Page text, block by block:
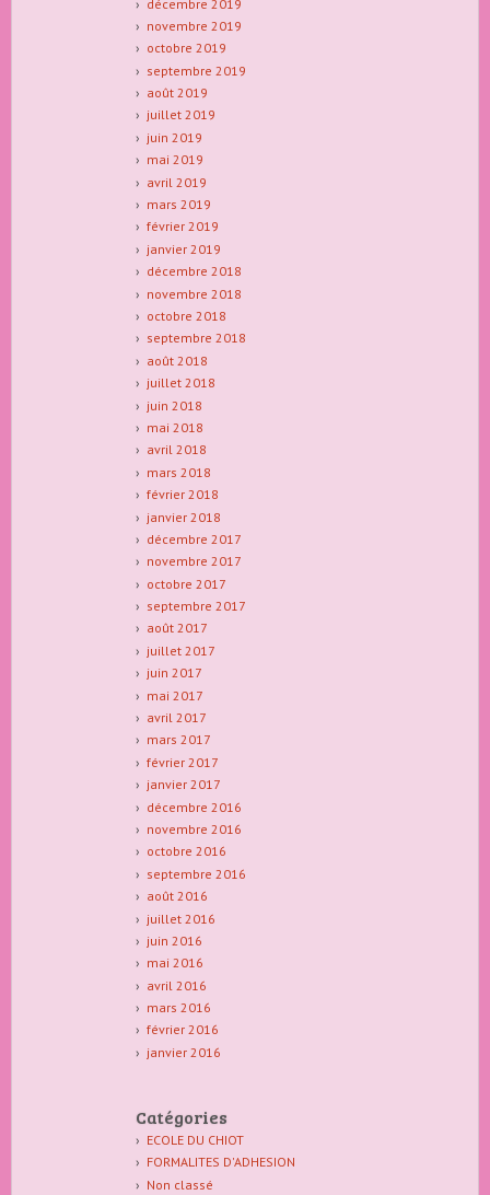
décembre 2019
novembre 2019
octobre 2019
septembre 2019
août 2019
juillet 2019
juin 2019
mai 2019
avril 2019
mars 2019
février 2019
janvier 2019
décembre 2018
novembre 2018
octobre 2018
septembre 2018
août 2018
juillet 2018
juin 2018
mai 2018
avril 2018
mars 2018
février 2018
janvier 2018
décembre 2017
novembre 2017
octobre 2017
septembre 2017
août 2017
juillet 2017
juin 2017
mai 2017
avril 2017
mars 2017
février 2017
janvier 2017
décembre 2016
novembre 2016
octobre 2016
septembre 2016
août 2016
juillet 2016
juin 2016
mai 2016
avril 2016
mars 2016
février 2016
janvier 2016
Catégories
ECOLE DU CHIOT
FORMALITES D'ADHESION
Non classé